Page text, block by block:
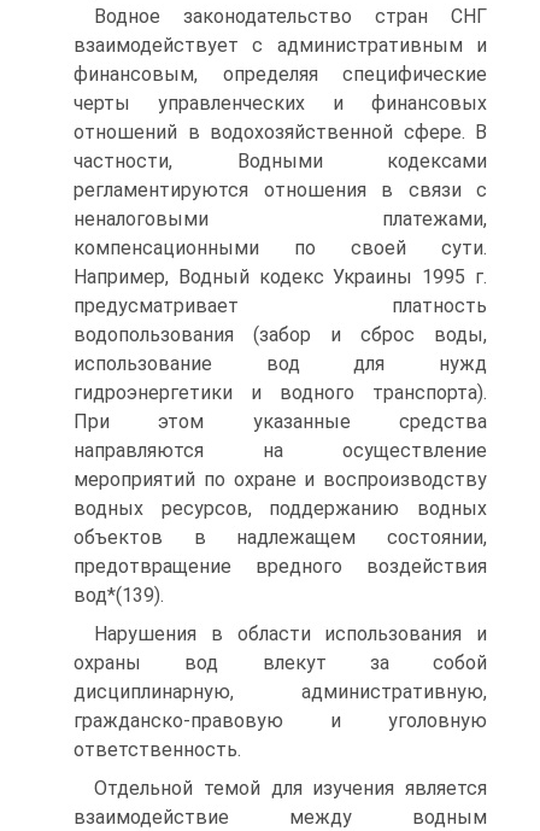
Водное законодательство стран СНГ
взаимодействует с административным и
финансовым, определяя специфические
черты управленческих и финансовых
отношений в водохозяйственной сфере. В
частности, Водными кодексами
регламентируются отношения в связи с
неналоговыми платежами,
компенсационными по своей сути.
Например, Водный кодекс Украины 1995 г.
предусматривает платность
водопользования (забор и сброс воды,
использование вод для нужд
гидроэнергетики и водного транспорта).
При этом указанные средства
направляются на осуществление
мероприятий по охране и воспроизводству
водных ресурсов, поддержанию водных
объектов в надлежащем состоянии,
предотвращение вредного воздействия
вод*(139).
Нарушения в области использования и
охраны вод влекут за собой
дисциплинарную, административную,
гражданско-правовую и уголовную
ответственность.
Отдельной темой для изучения является
взаимодействие между водным